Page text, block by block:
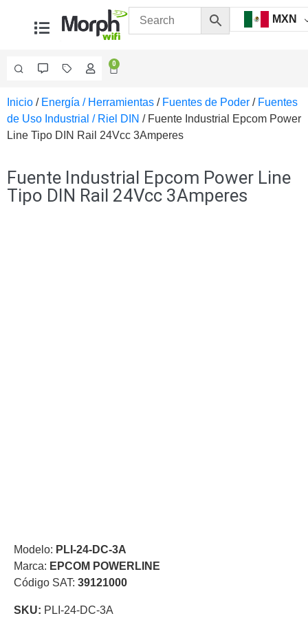
MXN
0
Videovigilancia
Accesorios
Generales
Ethernet y
Fibra Accesorios
para
VGA,
DVILentesMicrófonos Montajes
y Brackets
Inicio / Energía / Herramientas / Fuentes de Poder / Fuentes
de Uso Industrial / Riel DIN / Fuente Industrial Epcom Power
Line Tipo DIN Rail 24Vcc 3Amperes
Fuente Industrial Epcom Power Line
Tipo DIN Rail 24Vcc 3Amperes
Modelo: PLI-24-DC-3A
Marca: EPCOM POWERLINE
Código SAT: 39121000
SKU: PLI-24-DC-3A